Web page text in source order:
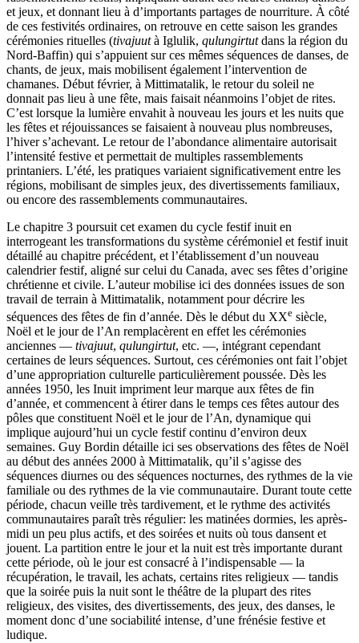
et jeux, et donnant lieu à d’importants partages de nourriture. À côté
de ces festivités ordinaires, on retrouve en cette saison les grandes
cérémonies rituelles (tivajuutà Iglulik, qulungirtutdans la région du
Nord-Baffin) qui s’appuient sur ces mêmes séquences de danses, de
chants, de jeux, mais mobilisent également l’intervention de
chamanes. Début février, à Mittimatalik, le retour du soleil ne
donnait pas lieu à une fête, mais faisait néanmoins l’objet de rites.
C’est lorsque la lumière envahit à nouveau les jours et les nuits que
les fêtes et réjouissances se faisaient à nouveau plus nombreuses,
l’hiver s’achevant. Le retour de l’abondance alimentaire autorisait
l’intensité festive et permettait de multiples rassemblements
printaniers. L’été, les pratiques variaient significativement entre les
régions, mobilisant de simples jeux, des divertissements familiaux,
ou encore des rassemblements communautaires.
Le chapitre 3 poursuit cet examen du cycle festif inuit en
interrogeant les transformations du système cérémoniel et festif inuit
détaillé au chapitre précédent, et l’établissement d’un nouveau
calendrier festif, aligné sur celui du Canada, avec ses fêtes d’origine
chrétienne et civile. L’auteur mobilise ici des données issues de son
travail de terrain à Mittimatalik, notamment pour décrire les
séquences des fêtes de fin d’année. Dès le début du XXe siècle,
Noël et le jour de l’An remplacèrent en effet les cérémonies
anciennes — tivajuut, qulungirtut, etc. —, intégrant cependant
certaines de leurs séquences. Surtout, ces cérémonies ont fait l’objet
d’une appropriation culturelle particulièrement poussée. Dès les
années 1950, les Inuit impriment leur marque aux fêtes de fin
d’année, et commencent à étirer dans le temps ces fêtes autour des
pôles que constituent Noël et le jour de l’An, dynamique qui
implique aujourd’hui un cycle festif continu d’environ deux
semaines. Guy Bordin détaille ici ses observations des fêtes de Noël
au début des années 2000 à Mittimatalik, qu’il s’agisse des
séquences diurnes ou des séquences nocturnes, des rythmes de la vie
familiale ou des rythmes de la vie communautaire. Durant toute cette
période, chacun veille très tardivement, et le rythme des activités
communautaires paraît très régulier: les matinées dormies, les après-
midi un peu plus actifs, et des soirées et nuits où tous dansent et
jouent. La partition entre le jour et la nuit est très importante durant
cette période, où le jour est consacré à l’indispensable — la
récupération, le travail, les achats, certains rites religieux — tandis
que la soirée puis la nuit sont le théâtre de la plupart des rites
religieux, des visites, des divertissements, des jeux, des danses, le
moment donc d’une sociabilité intense, d’une frénésie festive et
ludique.